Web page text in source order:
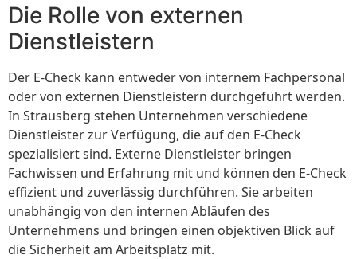
Die Rolle von externen
Dienstleistern
Der E-Check kann entweder von internem Fachpersonal
oder von externen Dienstleistern durchgeführt werden.
In Strausberg stehen Unternehmen verschiedene
Dienstleister zur Verfügung, die auf den E-Check
spezialisiert sind. Externe Dienstleister bringen
Fachwissen und Erfahrung mit und können den E-Check
effizient und zuverlässig durchführen. Sie arbeiten
unabhängig von den internen Abläufen des
Unternehmens und bringen einen objektiven Blick auf
die Sicherheit am Arbeitsplatz mit.